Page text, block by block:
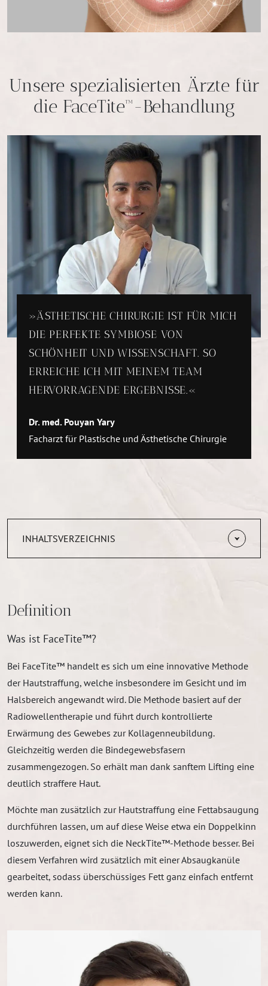
Unsere spezialisierten Ärzte für
die FaceTite™-Behandlung
ÄSTHETISCHE CHIRURGIE IST FÜR MICH
DIE PERFEKTE SYMBIOSE VON
SCHÖNHEIT UND WISSENSCHAFT. SO
ERREICHE ICH MIT MEINEM TEAM
HERVORRAGENDE ERGEBNISSE.
Dr. med. Pouyan Yary
Facharzt für Plastische und Ästhetische Chirurgie
INHALTSVERZEICHNIS
Definition
Was ist FaceTite™?
Bei FaceTite™ handelt es sich um eine innovative Methode
der Hautstraffung, welche insbesondere im Gesicht und im
Halsbereich angewandt wird. Die Methode basiert auf der
Radiowellentherapie und führt durch kontrollierte
Erwärmung des Gewebes zur Kollagenneubildung.
Gleichzeitig werden die Bindegewebsfasern
zusammengezogen. So erhält man dank sanftem Lifting eine
deutlich straffere Haut.
Möchte man zusätzlich zur Hautstraffung eine Fettabsaugung
durchführen lassen, um auf diese Weise etwa ein Doppelkinn
loszuwerden, eignet sich die NeckTite™-Methode besser. Bei
diesem Verfahren wird zusätzlich mit einer Absaugkanüle
gearbeitet, sodass überschüssiges Fett ganz einfach entfernt
werden kann.